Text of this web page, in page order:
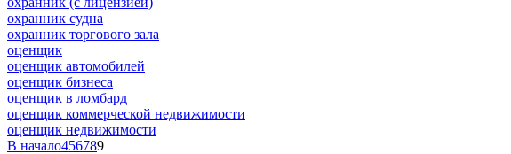
охранник судна
охранник торгового зала
оценщик
оценщик автомобилей
оценщик бизнеса
оценщик в ломбард
оценщик коммерческой недвижимости
оценщик недвижимости
В начало456789